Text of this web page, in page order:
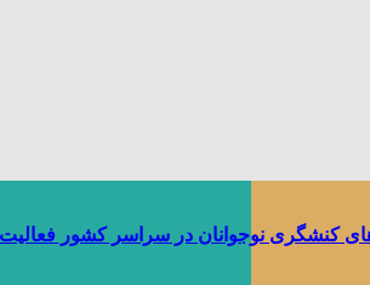
کنشگری نوجوانان در سراسر کشور